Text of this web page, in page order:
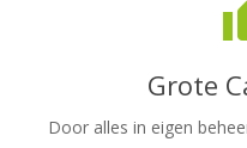
Grote
Door alles in eigen